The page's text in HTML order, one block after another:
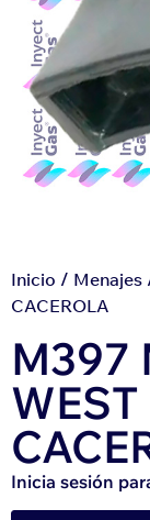
Inicio / Menajes
CACEROLA
M397
Inicia sesión